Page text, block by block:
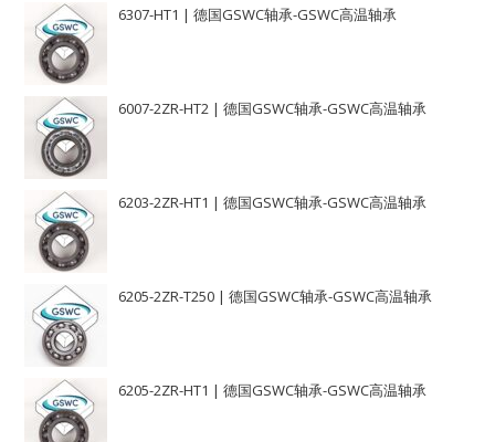
6307-HT1 | 德国GSWC轴承-GSWC高温轴承
6007-2ZR-HT2 | 德国GSWC轴承-GSWC高温轴承
6203-2ZR-HT1 | 德国GSWC轴承-GSWC高温轴承
6205-2ZR-T250 | 德国GSWC轴承-GSWC高温轴承
6205-2ZR-HT1 | 德国GSWC轴承-GSWC高温轴承